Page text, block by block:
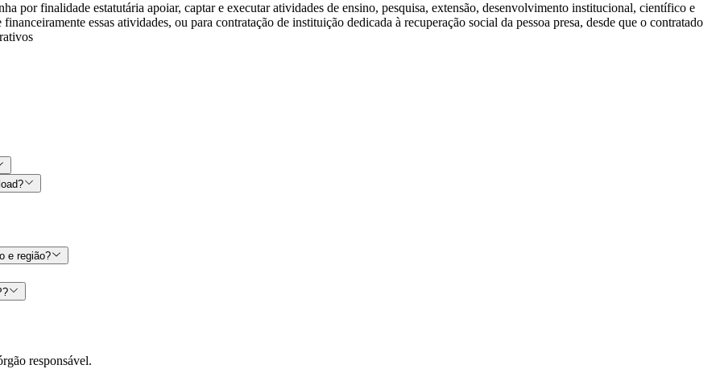
por finalidade estatutária apoiar, captar e executar atividades de ensino, pesquisa, extensão, desenvolvimento institucional, científico e
essas atividades, ou para contratação de instituição dedicada à recuperação social da pessoa presa, desde que o contratado
e região?
responsável.